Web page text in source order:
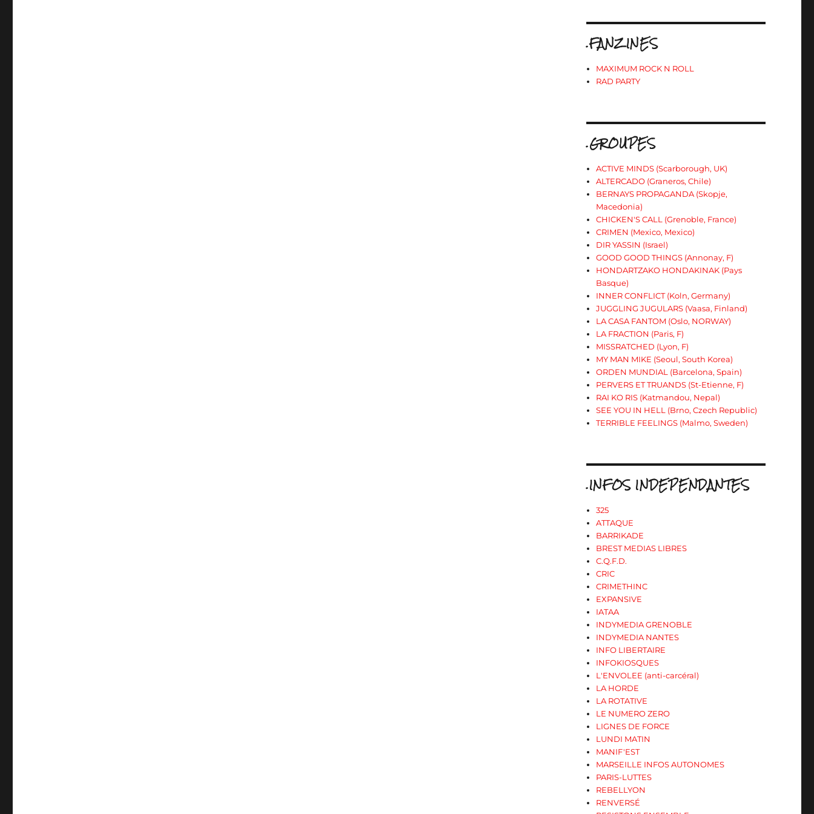
.FANZINES
MAXIMUM ROCK N ROLL
RAD PARTY
.GROUPES
ACTIVE MINDS (Scarborough, UK)
ALTERCADO (Graneros, Chile)
BERNAYS PROPAGANDA (Skopje,
Macedonia)
CHICKEN'S CALL (Grenoble, France)
CRIMEN (Mexico, Mexico)
DIR YASSIN (Israel)
GOOD GOOD THINGS (Annonay, F)
HONDARTZAKO HONDAKINAK (Pays
Basque)
INNER CONFLICT (Koln, Germany)
JUGGLING JUGULARS (Vaasa, Finland)
LA CASA FANTOM (Oslo, NORWAY)
LA FRACTION (Paris, F)
MISSRATCHED (Lyon, F)
MY MAN MIKE (Seoul, South Korea)
ORDEN MUNDIAL (Barcelona, Spain)
PERVERS ET TRUANDS (St-Etienne, F)
RAI KO RIS (Katmandou, Nepal)
SEE YOU IN HELL (Brno, Czech Republic)
TERRIBLE FEELINGS (Malmo, Sweden)
.INFOS INDEPENDANTES
325
ATTAQUE
BARRIKADE
BREST MEDIAS LIBRES
C.Q.F.D.
CRIC
CRIMETHINC
EXPANSIVE
IATAA
INDYMEDIA GRENOBLE
INDYMEDIA NANTES
INFO LIBERTAIRE
INFOKIOSQUES
L'ENVOLEE (anti-carcéral)
LA HORDE
LA ROTATIVE
LE NUMERO ZERO
LIGNES DE FORCE
LUNDI MATIN
MANIF'EST
MARSEILLE INFOS AUTONOMES
PARIS-LUTTES
REBELLYON
RENVERSÉ